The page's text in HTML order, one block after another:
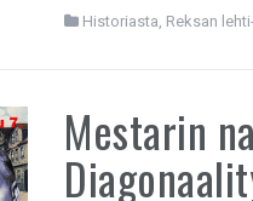
Historiasta, Reksan
Mestarin